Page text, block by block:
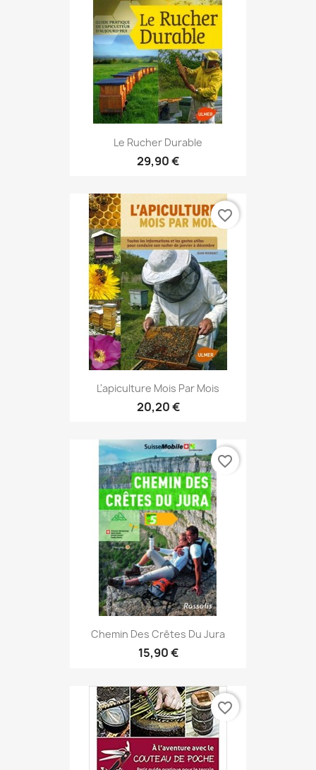
Le Rucher Durable
29,90 €
L'apiculture Mois Par Mois
20,20 €
favorite_border
Chemin Des Crêtes Du Jura
15,90 €
favorite_border
favorite_border